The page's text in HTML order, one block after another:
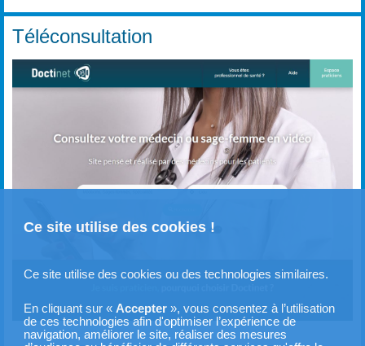
Ce site utilise des cookies !
Ce site utilise des cookies ou des technologies similaires.
En cliquant sur « Accepter», vous consentez à l’utilisation
de ces technologies afin d'optimiser l’expérience de
navigation, améliorer le site, réaliser des mesures
Téléconsultation